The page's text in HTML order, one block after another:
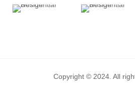
Copyright © 2024. All